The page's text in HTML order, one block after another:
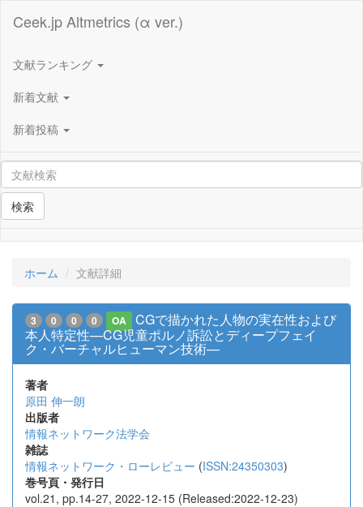
Ceek.jp Altmetrics (α ver.)
文献ランキング
新着文献
新着投稿
検索
ホーム 文献詳細
3 0 0 0 OA
CGで描かれた人物の実在性および
本人特定性—CG児童ポルノ訴訟とディープフェイ
ク・バーチャルヒューマン技術—
著者
原田 伸一朗
出版者
情報ネットワーク法学会
雑誌
情報ネットワーク・ローレビュー (ISSN:24350303)
巻号頁・発行日
vol.21, pp.14-27, 2022-12-15 (Released:2022-12-23)